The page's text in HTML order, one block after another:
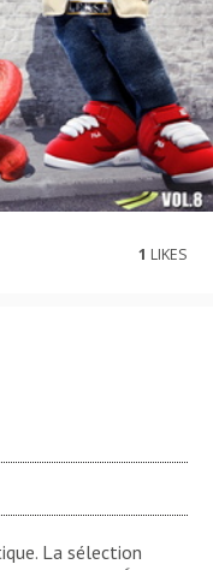
1 LIKES
La sélection